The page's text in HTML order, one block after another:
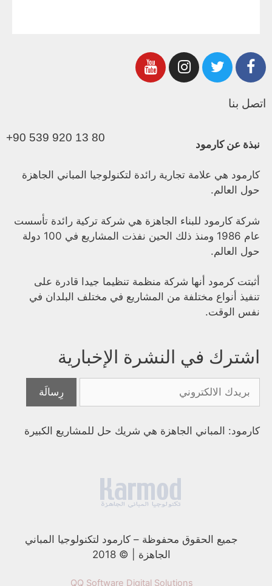
اتصل بنا
+90 539 920 13 80
نبذة عن كارمود
كارمود هي علامة تجارية رائدة لتكنولوجيا المباني الجاهزة
حول العالم.
شركة كارمود للبناء الجاهزة هي شركة تركية رائدة تأسست
عام 1986 ومنذ ذلك الحين نفذت المشاريع في 100 دولة
حول العالم.
أثبتت كرمود أنها شركة منظمة تنظيما جيدا قادرة على
تنفيذ أنواع مختلفة من المشاريع في مختلف البلدان في
نفس الوقت.
اشترك في النشرة الإخبارية
كارمود: المباني الجاهزة هي شريك حل للمشاريع الكبيرة
جميع الحقوق محفوظة –كارمود لتكنولوجيا المباني
الجاهزة | © 2018
QQ Software Digital Solutions